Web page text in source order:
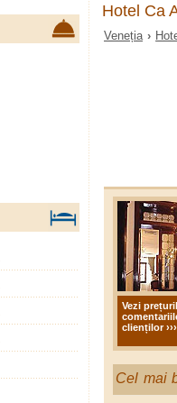
Hotel Ca
Veneția ›
Vezi
clienților ›››
Cel mai